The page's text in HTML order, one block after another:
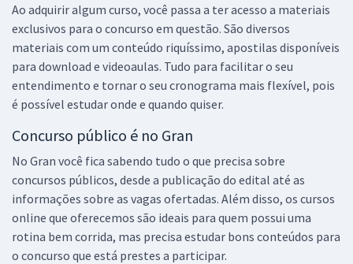
Ao adquirir algum curso, você passa a ter acesso a materiais
exclusivos para o concurso em questão. São diversos
materiais com um conteúdo riquíssimo, apostilas disponíveis
para download e videoaulas. Tudo para facilitar o seu
entendimento e tornar o seu cronograma mais flexível, pois
é possível estudar onde e quando quiser.
Concurso público é no Gran
No Gran você fica sabendo tudo o que precisa sobre
concursos públicos, desde a publicação do edital até as
informações sobre as vagas ofertadas. Além disso, os cursos
online que oferecemos são ideais para quem possui uma
rotina bem corrida, mas precisa estudar bons conteúdos para
o concurso que está prestes a participar.